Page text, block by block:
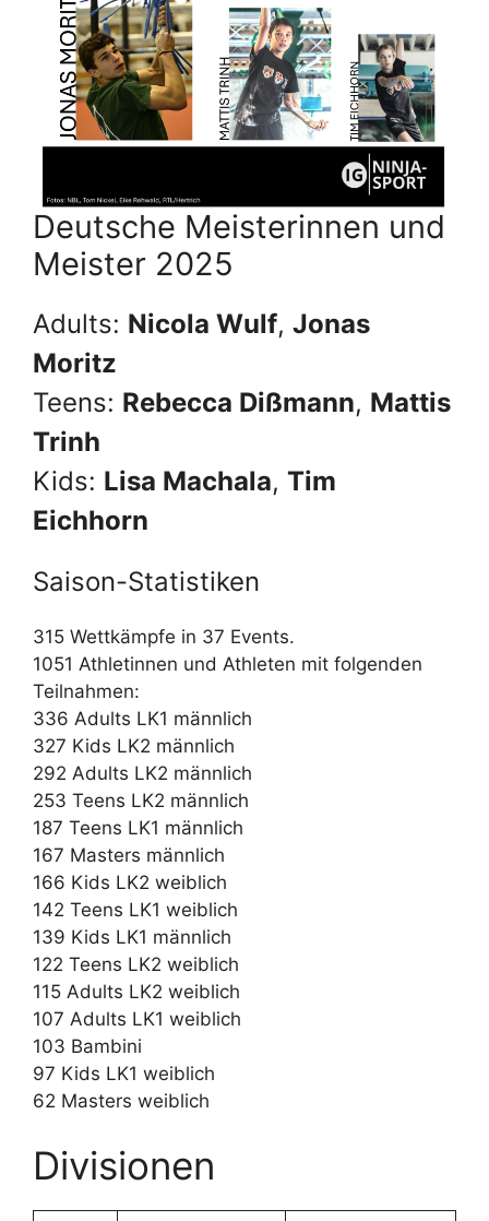
Deutsche Meisterinnen und
Meister 2025
Adults: Nicola Wulf, Jonas
Moritz
Teens: Rebecca Dißmann, Mattis
Trinh
Kids: Lisa Machala, Tim
Eichhorn
Saison-Statistiken
315 Wettkämpfe in 37 Events.
1051 Athletinnen und Athleten mit folgenden
Teilnahmen:
336 Adults LK1 männlich
327 Kids LK2 männlich
292 Adults LK2 männlich
253 Teens LK2 männlich
187 Teens LK1 männlich
167 Masters männlich
166 Kids LK2 weiblich
142 Teens LK1 weiblich
139 Kids LK1 männlich
122 Teens LK2 weiblich
115 Adults LK2 weiblich
107 Adults LK1 weiblich
103 Bambini
97 Kids LK1 weiblich
62 Masters weiblich
Divisionen